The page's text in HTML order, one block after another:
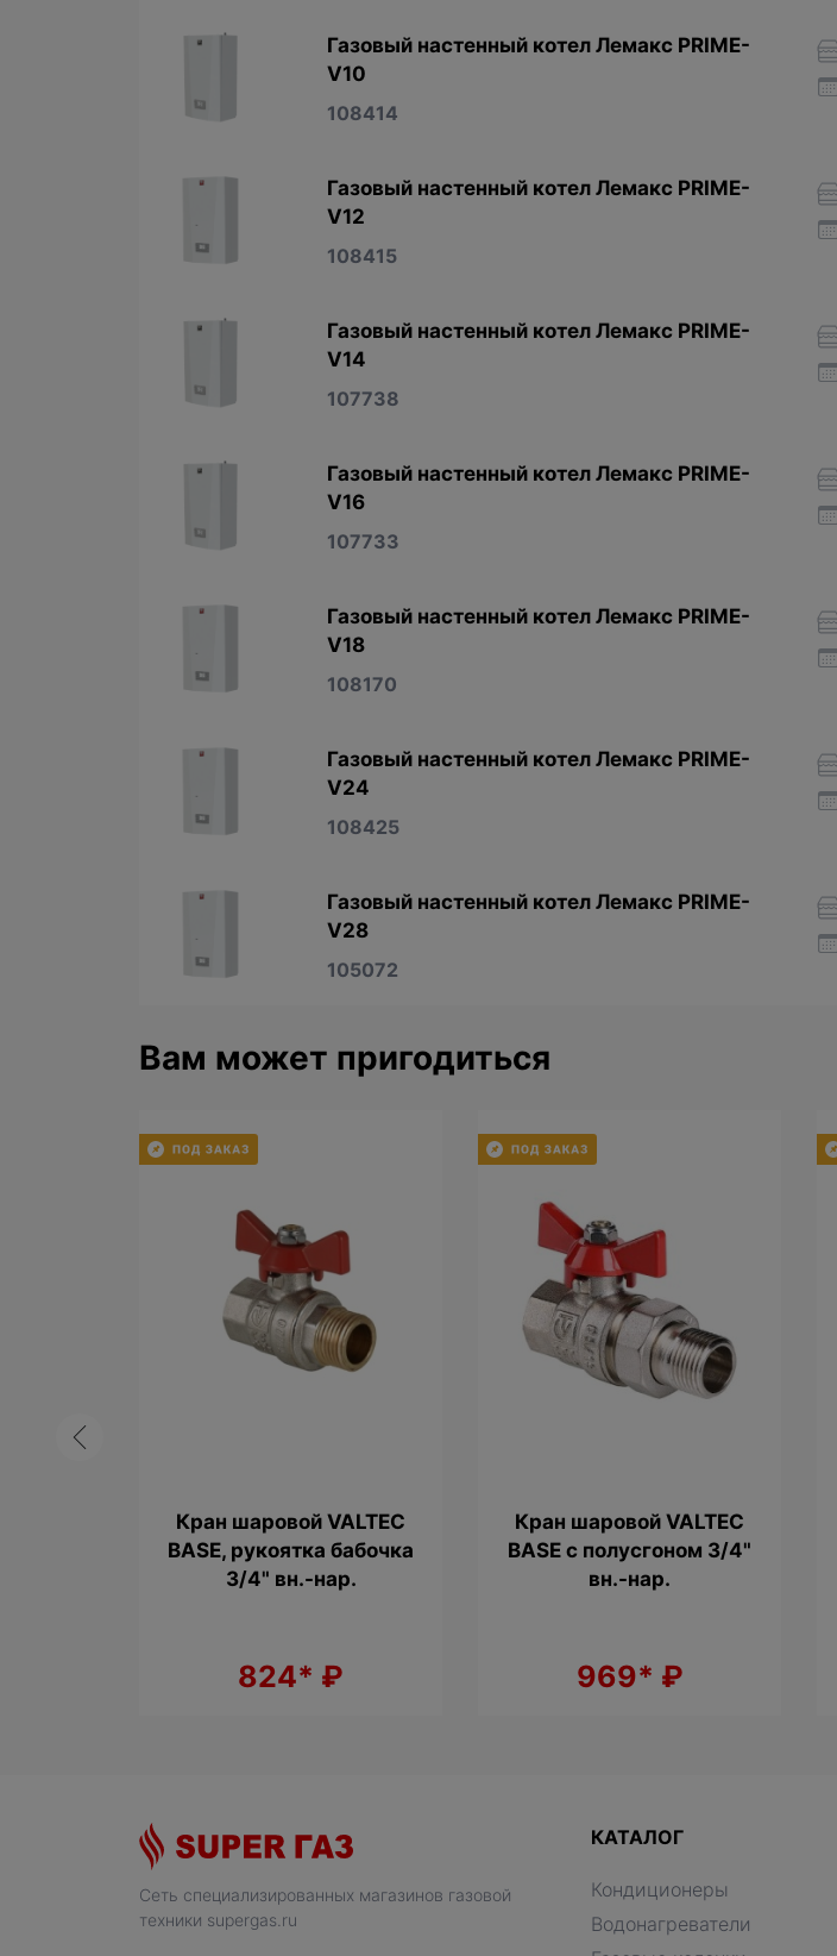
Газовый настенный котел Лемакс PRIME-
V10
108414
Газовый настенный котел Лемакс PRIME-
V12
108415
Газовый настенный котел Лемакс PRIME-
V14
107738
Газовый настенный котел Лемакс PRIME-
V16
107733
Газовый настенный котел Лемакс PRIME-
V18
108170
Газовый настенный котел Лемакс PRIME-
V24
108425
Газовый настенный котел Лемакс PRIME-
V28
105072
Вам может пригодиться
Кран шаровой VALTEC
BASE, рукоятка бабочка
3/4" вн.-нар.
824* ₽
Кран шаровой VALTEC
BASE с полусгоном 3/4"
вн.-нар.
969* ₽
Сеть специализированных магазинов газовой
техники supergas.ru
КАТАЛОГ
Кондиционеры
Водонагреватели